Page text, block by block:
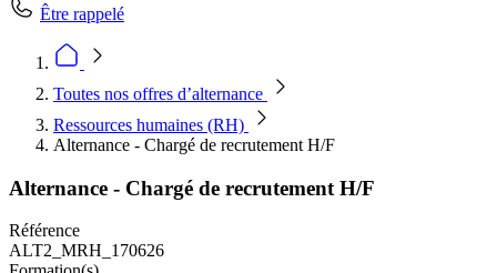
Être rappelé
Toutes nos offres d’alternance
Ressources humaines (RH)
Alternance - Chargé de recrutement H/F
Alternance - Chargé de recrutement H/F
Référence
ALT2_MRH_170626